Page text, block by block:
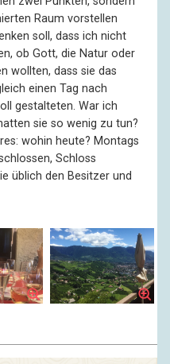
Raum vorstellen
soll, dass ich nicht
ob Gott, die Natur oder
wollten, dass sie das
einen Tag nach
gestalteten. War ich
sie so wenig zu tun?
wohin heute? Montags
Schloss
üblich den Besitzer und